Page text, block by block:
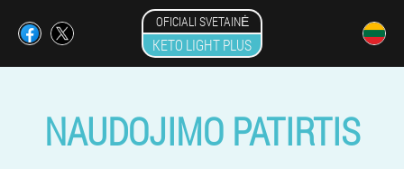
OFICIALI SVETAINĖ
KETO LIGHT PLUS
NAUDOJIMO PATIRTIS